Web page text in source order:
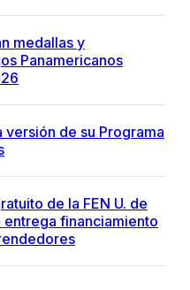
medallas y
Panamericanos
de su Programa
de la FEN U. de
financiamiento